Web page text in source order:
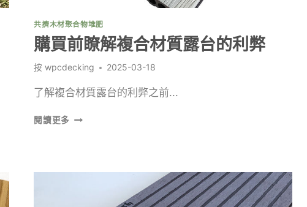
台
共擠木材聚合物堆肥
購買前瞭解複合材質露台的利弊
按 wpcdecking 2025-03-18
了解複合材質露台的利弊之前...
閱讀更多